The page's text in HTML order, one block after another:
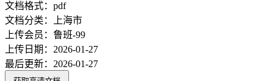
文档格式： pdf
文档分类： 上海市
上传会员： 鲁班-99
上传日期： 2026-01-27
最后更新： 2026-01-27